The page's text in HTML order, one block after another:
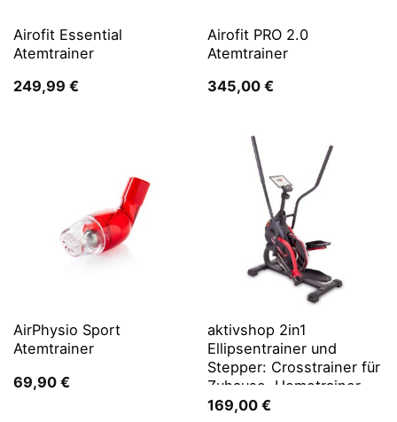
Airofit Essential
Atemtrainer
249,99 €
Airofit PRO 2.0
Atemtrainer
345,00 €
AirPhysio Sport
Atemtrainer
69,90 €
aktivshop 2in1
Ellipsentrainer und
Stepper: Crosstrainer für
Zuhause, Hometrainer
gelenkschonend
169,00 €